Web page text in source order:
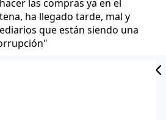
las compras ya en el
ha llegado tarde, mal y
que están siendo una